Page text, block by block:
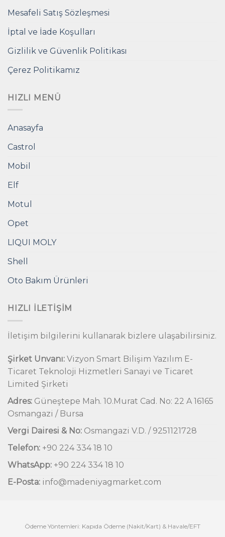
Mesafeli Satış Sözleşmesi
İptal ve İade Koşulları
Gizlilik ve Güvenlik Politikası
Çerez Politikamız
HIZLI MENÜ
Anasayfa
Castrol
Mobil
Elf
Motul
Opet
LIQUI MOLY
Shell
Oto Bakım Ürünleri
HIZLI İLETIŞIM
İletişim bilgilerini kullanarak bizlere ulaşabilirsiniz.
Şirket Unvanı: Vizyon Smart Bilişim Yazılım E-
Ticaret Teknoloji Hizmetleri Sanayi ve Ticaret
Limited Şirketi
Adres: Güneştepe Mah. 10.Murat Cad. No: 22 A 16165
Osmangazi / Bursa
Vergi Dairesi & No: Osmangazi V.D. / 9251121728
Telefon: +90 224 334 18 10
WhatsApp: +90 224 334 18 10
E-Posta: info@madeniyagmarket.com
Ödeme Yöntemleri: Kapıda Ödeme (Nakit/Kart) & Havale/EFT